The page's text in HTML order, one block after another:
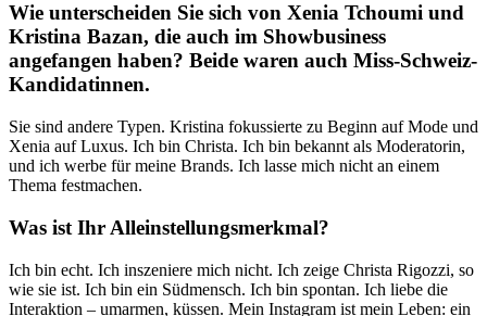
Wie unterscheiden Sie sich von Xenia Tchoumi und
Kristina Bazan, die auch im Showbusiness
angefangen haben? Beide waren auch Miss-Schweiz-
Kandidatinnen.
Sie sind andere Typen. Kristina fokussierte zu Beginn auf Mode und
Xenia auf Luxus. Ich bin Christa. Ich bin bekannt als Moderatorin,
und ich werbe für meine Brands. Ich lasse mich nicht an einem
Thema festmachen.
Was ist Ihr Alleinstellungsmerkmal?
Ich bin echt. Ich inszeniere mich nicht. Ich zeige Christa Rigozzi, so
wie sie ist. Ich bin ein Südmensch. Ich bin spontan. Ich liebe die
Interaktion – umarmen, küssen. Mein Instagram ist mein Leben: ein